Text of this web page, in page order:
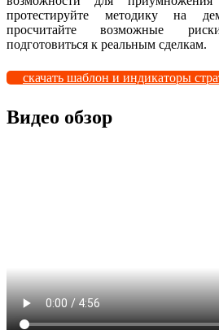
протестируйте методику на
просчитайте возможные
подготовиться к реальным сделкам.
скачать шаблон и индикаторы
Видео обзор